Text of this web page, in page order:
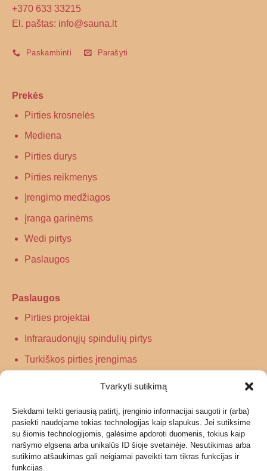
Tvarkyti sutikimą
Siekdami teikti geriausią patirtį, įrenginio informacijai saugoti ir (arba)
pasiekti naudojame tokias technologijas kaip slapukus. Jei sutiksime
su šiomis technologijomis, galėsime apdoroti duomenis, tokius kaip
naršymo elgsena arba unikalūs ID šioje svetainėje. Nesutikimas arba
sutikimo atšaukimas gali neigiamai paveikti tam tikras funkcijas ir
funkcijas.
+370 633 33215
El. paštas: info@sauna.lt
Paskambinti Parašyti
Prekės
Pirties krosnelės
Mediena
Pirties durys
Pirties reikmenys
Įrengimo medžiagos
Įranga garinėms
Wedi pirtys
Paslaugos
Paslaugos
Pirties projektai
Infraraudonųjų spindulių pirtys
Turkiškos pirties įrengimas
Informacija
Grąžinimas
Garantijos ir privatumo politika